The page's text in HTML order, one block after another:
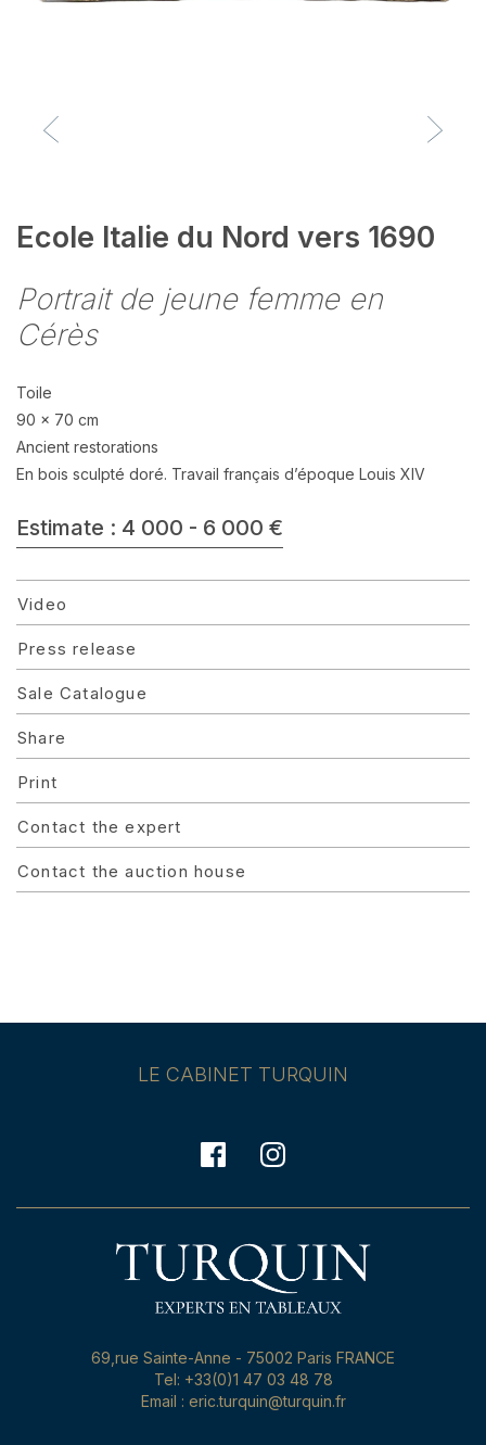
Ecole Italie du Nord vers 1690
Portrait de jeune femme en
Cérès
Toile
90 x 70 cm
Ancient restorations
En bois sculpté doré. Travail français d’époque Louis XIV
Estimate : 4 000 - 6 000 €
Video
Press release
Sale Catalogue
Share
Print
Contact the expert
Contact the auction house
LE CABINET TURQUIN
69,rue Sainte-Anne - 75002 Paris FRANCE
Tel: +33(0)1 47 03 48 78
Email : eric.turquin@turquin.fr